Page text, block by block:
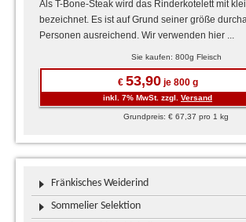
Als T-Bone-Steak wird das Rinderkotelett mit
bezeichnet. Es ist auf Grund seiner größe
Personen ausreichend. Wir verwenden hier ...
Sie kaufen: 800g Fleisch
€ 53,90je 800 g
inkl. 7% MwSt. zzgl. Versand
Grundpreis: € 67,37 pro 1 kg
Fränkisches Weiderind
Sommelier Selektion